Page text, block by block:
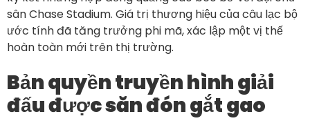
sân Chase Stadium. Giá trị thương hiệu của câu lạc bộ
ước tính đã tăng trưởng phi mã, xác lập một vị thế
hoàn toàn mới trên thị trường.
Bản quyền truyền hình giải
đấu được săn đón gắt gao